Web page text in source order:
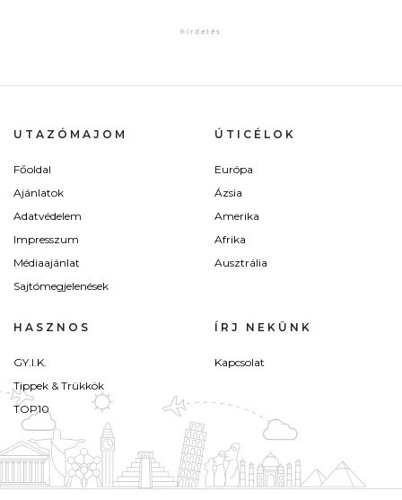
UTAZÓMAJOM
Főoldal
Ajánlatok
Adatvédelem
Impresszum
Médiaajánlat
Sajtómegjelenések
ÚTICÉLOK
Európa
Ázsia
Amerika
Afrika
Ausztrália
HASZNOS
GY.I.K.
Tippek & Trükkök
TOP10
ÍRJ NEKÜNK
Kapcsolat